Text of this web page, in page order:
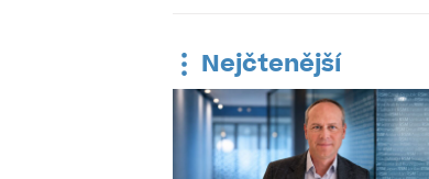
Nejčtenější